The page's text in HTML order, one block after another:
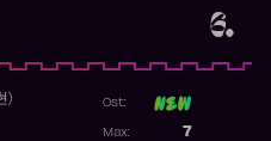
6.
) Ost:
7
Max: